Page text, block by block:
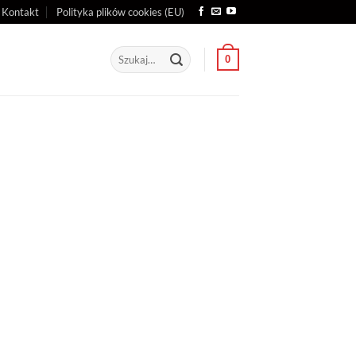
Kontakt Polityka plików cookies (EU)
Szukaj: 0